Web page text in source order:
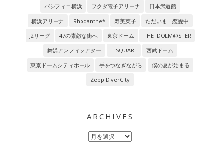
パシフィコ横浜
フクダ電子アリーナ
日本武道館
横浜アリーナ
Rhodanthe* 寿美菜子
ただいま 恋愛中
J2リーグ
47の素敵な街へ 東京ドーム
THE IDOLM@STER
舞浜アンフィシアター
T-SQUARE
西武ドーム
東京ドームシティホール
手をつなぎながら
僕の夏が始まる
Zepp DiverCity
ARCHIVES
Archives